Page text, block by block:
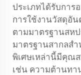
ประเภทได้รับการ
การใช้งานวัสดุอั
ตามมาตรฐานสห
มาตรฐานสากลส
พิเศษเหล่านี้มีคุณ
เช่น ความต้านทา